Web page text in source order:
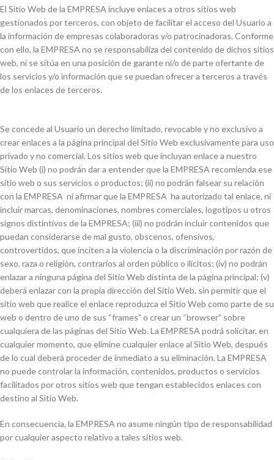
El Sitio Web de la EMPRESA incluye enlaces a otros sitios web
gestionados por terceros, con objeto de facilitar el acceso del Usuario a
la información de empresas colaboradoras y/o patrocinadoras. Conforme
con ello, la EMPRESA no se responsabiliza del contenido de dichos sitios
web, ni se sitúa en una posición de garante ni/o de parte ofertante de
los servicios y/o información que se puedan ofrecer a terceros a través
de los enlaces de terceros.
Se concede al Usuario un derecho limitado, revocable y no exclusivo a
crear enlaces a la página principal del Sitio Web exclusivamente para uso
privado y no comercial. Los sitios web que incluyan enlace a nuestro
Sitio Web (i) no podrán dar a entender que la EMPRESA recomienda ese
sitio web o sus servicios o productos; (ii) no podrán falsear su relación
con la EMPRESA ni afirmar que la EMPRESA ha autorizado tal enlace, ni
incluir marcas, denominaciones, nombres comerciales, logotipos u otros
signos distintivos de la EMPRESA; (iii) no podrán incluir contenidos que
puedan considerarse de mal gusto, obscenos, ofensivos,
controvertidos, que inciten a la violencia o la discriminación por razón de
sexo, raza o religión, contrarios al orden público o ilícitos; (iv) no podrán
enlazar a ninguna página del Sitio Web distinta de la página principal; (v)
deberá enlazar con la propia dirección del Sitio Web, sin permitir que el
sitio web que realice el enlace reproduzca el Sitio Web como parte de su
web o dentro de uno de sus “frames” o crear un “browser” sobre
cualquiera de las páginas del Sitio Web. La EMPRESA podrá solicitar, en
cualquier momento, que elimine cualquier enlace al Sitio Web, después
de lo cual deberá proceder de inmediato a su eliminación. La EMPRESA
no puede controlar la información, contenidos, productos o servicios
facilitados por otros sitios web que tengan establecidos enlaces con
destino al Sitio Web.
En consecuencia, la EMPRESA no asume ningún tipo de responsabilidad
por cualquier aspecto relativo a tales sitios web.